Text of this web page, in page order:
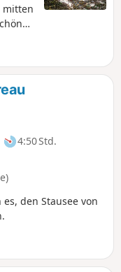
mitten
4:50 Std.
den Stausee von